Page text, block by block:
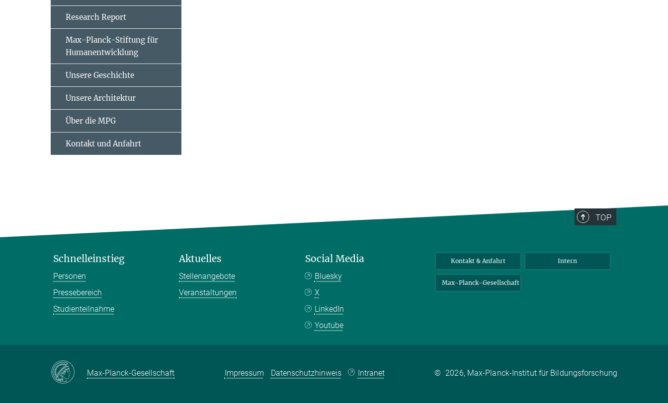
Research Report
Max-Planck-Stiftung für
Humanentwicklung
Unsere Geschichte
Unsere Architektur
Über die MPG
Kontakt und Anfahrt
TOP
Schnelleinstieg
Personen
Pressebereich
Studienteilnahme
Aktuelles
Stellenangebote
Veranstaltungen
Social Media
Bluesky
X
LinkedIn
Youtube
Kontakt & Anfahrt Intern
Max-Planck-Gesellschaft
Max-Planck-Gesellschaft Impressum Datenschutzhinweis Intranet © 2026, Max-Planck-Institut für Bildungsforschung